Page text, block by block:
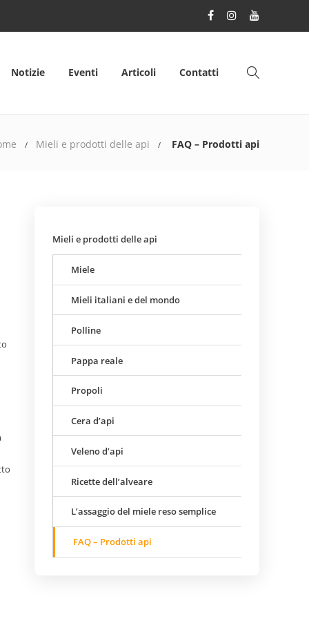
Notizie Eventi Articoli Contatti
Mieli e prodotti delle api FAQ – Prodotti api
Mieli e prodotti delle api
Miele
Mieli italiani e del mondo
Polline
Pappa reale
Propoli
Cera d’api
Veleno d’api
Ricette dell’alveare
L’assaggio del miele reso semplice
FAQ – Prodotti api